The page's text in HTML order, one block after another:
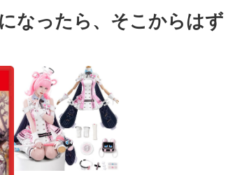
なったら、そこからはず